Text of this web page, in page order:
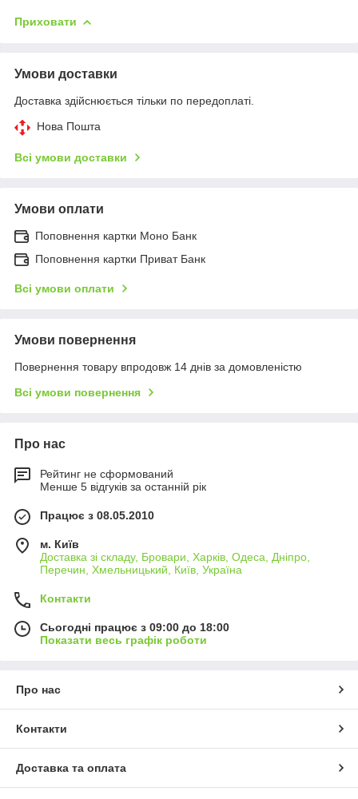
Приховати
Умови доставки
Доставка здійснюється тільки по передоплаті.
Нова Пошта
Всі умови доставки
Умови оплати
Поповнення картки Моно Банк
Поповнення картки Приват Банк
Всі умови оплати
Умови повернення
Повернення товару впродовж 14 днів за домовленістю
Всі умови повернення
Про нас
Рейтинг не сформований
Менше 5 відгуків за останній рік
Працює з 08.05.2010
м. Київ
Доставка зі складу, Бровари, Харків, Одеса, Дніпро,
Перечин, Хмельницький, Київ, Україна
Контакти
Сьогодні працює з 09:00 до 18:00
Показати весь графік роботи
Про нас
Контакти
Доставка та оплата